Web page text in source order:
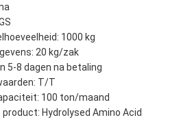
1000 kg
20 kg/zak
5-8 dagen na betaling
T/T
100 ton/maand
product: Hydrolysed Amino Acid